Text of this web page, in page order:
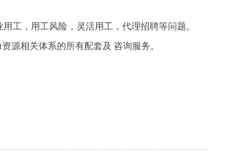
工，用工风险，灵活用工，代理招聘等问题。
相关体系的所有配套及 咨询服务。